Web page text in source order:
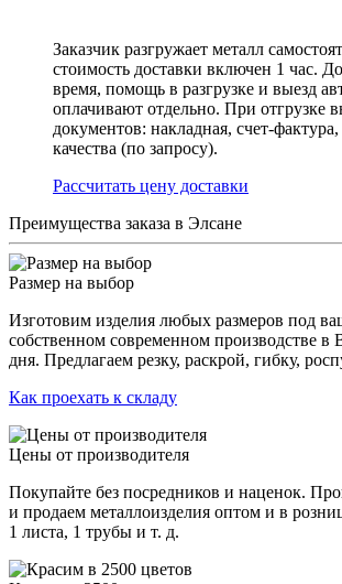
Заказчик разгружает металл
стоимость доставки включен 1 час.
время, помощь в разгрузке и выезд
оплачивают отдельно. При отгрузке
документов: накладная, счет-
качества (по запросу).
Раcсчитать цену доставки
Преимущества заказа в Элсане
Размер на выбор
Изготовим изделия любых размеров под
собственном современном производстве в
дня. Предлагаем резку, раскрой, гибку,
Как проехать к складу
Цены от производителя
Покупайте без посредников и наценок.
и продаем металлоизделия оптом и в
1 листа, 1 трубы и т. д.